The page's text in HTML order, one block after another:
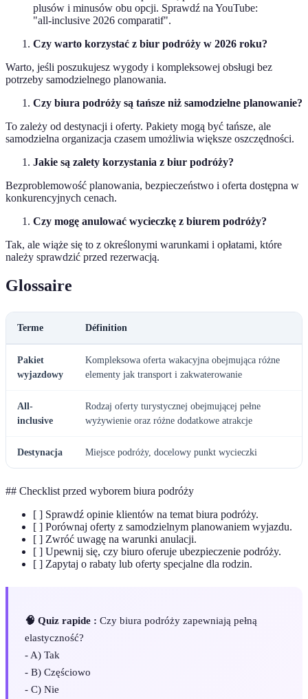
plusów i minusów obu opcji. Sprawdź na YouTube:
"all-inclusive 2026 comparatif".
Czy warto korzystać z biur podróży w 2026 roku?
Warto, jeśli poszukujesz wygody i kompleksowej obsługi bez
potrzeby samodzielnego planowania.
Czy biura podróży są tańsze niż samodzielne planowanie?
To zależy od destynacji i oferty. Pakiety mogą być tańsze, ale
samodzielna organizacja czasem umożliwia większe oszczędności.
Jakie są zalety korzystania z biur podróży?
Bezproblemowość planowania, bezpieczeństwo i oferta dostępna w
konkurencyjnych cenach.
Czy mogę anulować wycieczkę z biurem podróży?
Tak, ale wiąże się to z określonymi warunkami i opłatami, które
należy sprawdzić przed rezerwacją.
Glossaire
Terme Définition
Pakiet
wyjazdowy
Kompleksowa oferta wakacyjna obejmująca różne
elementy jak transport i zakwaterowanie
All-
inclusive
Rodzaj oferty turystycznej obejmującej pełne
wyżywienie oraz różne dodatkowe atrakcje
Destynacja Miejsce podróży, docelowy punkt wycieczki
## Checklist przed wyborem biura podróży
[ ] Sprawdź opinie klientów na temat biura podróży.
[ ] Porównaj oferty z samodzielnym planowaniem wyjazdu.
[ ] Zwróć uwagę na warunki anulacji.
[ ] Upewnij się, czy biuro oferuje ubezpieczenie podróży.
[ ] Zapytaj o rabaty lub oferty specjalne dla rodzin.
🧠 Quiz rapide : Czy biura podróży zapewniają pełną
elastyczność?
- A) Tak
- B) Częściowo
- C) Nie